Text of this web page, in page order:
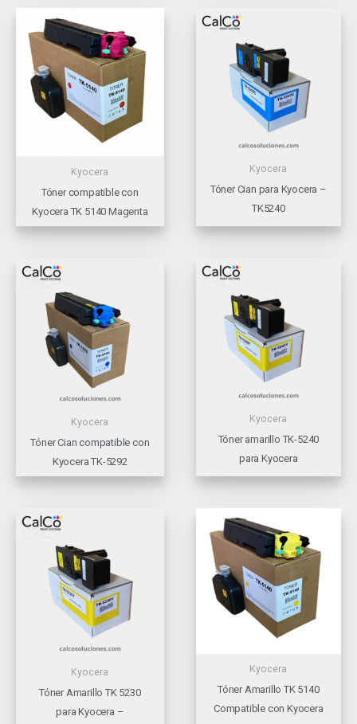
Kyocera
Tóner compatible con
Kyocera TK 5140 Magenta
Kyocera
Tóner Cian para Kyocera –
TK5240
Kyocera
Tóner Cian compatible con
Kyocera TK-5292
Kyocera
Tóner amarillo TK-5240
para Kyocera
Kyocera
Tóner Amarillo TK 5230
para Kyocera –
Kyocera
Tóner Amarillo TK 5140
Compatible con Kyocera